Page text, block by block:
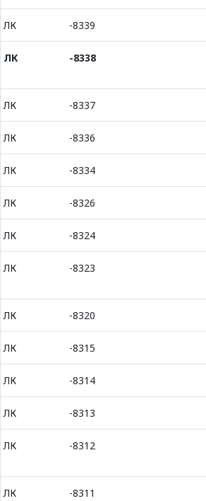
ЛК -8339
ЛК -8338
ЛК -8337
ЛК -8336
ЛК -8334
ЛК -8326
ЛК -8324
ЛК -8323
ЛК -8320
ЛК -8315
ЛК -8314
ЛК -8313
ЛК -8312
ЛК -8311